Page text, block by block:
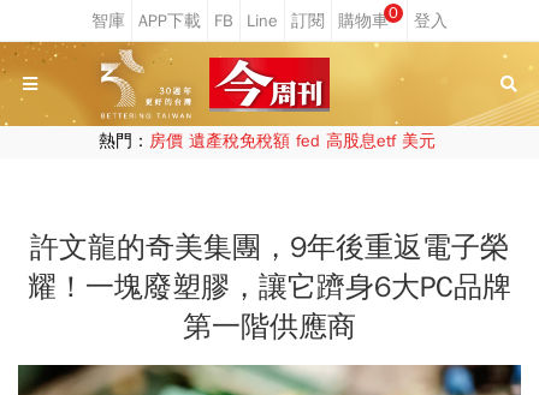
0
熱門： 房價 遺產稅免稅額 fed 高股息etf 美元
許文龍的奇美集團，9年後重返電子榮
耀！一塊廢塑膠，讓它躋身6大PC品牌
第一階供應商